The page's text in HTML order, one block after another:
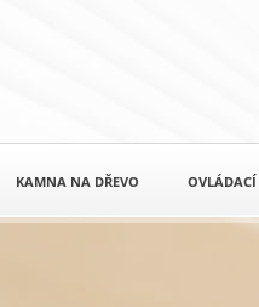
KAMNA NA DŘEVO OVLÁDACÍ